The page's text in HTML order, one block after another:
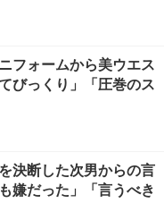
フォームから美ウエス
びっくり」「圧巻のス
決断した次男からの言
嫌だった」「言うべき